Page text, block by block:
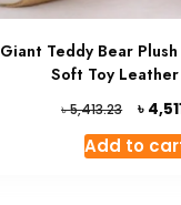
Giant Teddy Bear
Soft Toy
৳5,413.23
was:
৳
Add to